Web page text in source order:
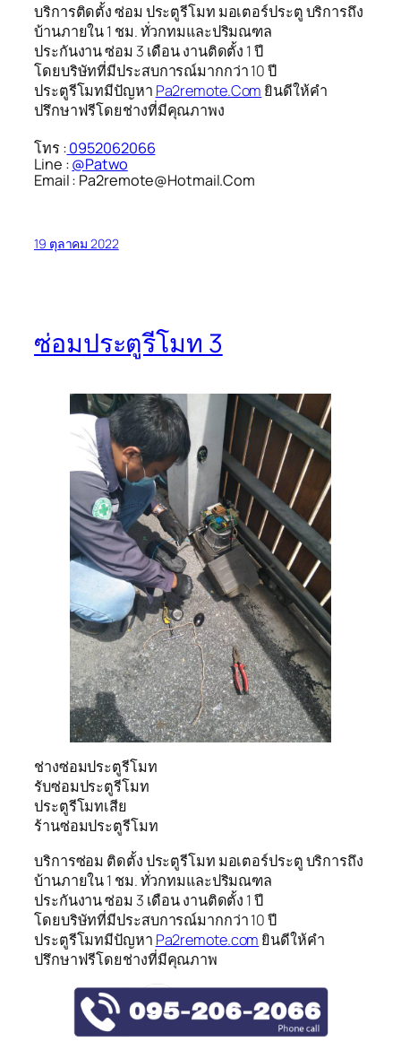
บริการติดตั้ง ซ่อม ประตูรีโมท มอเตอร์ประตู บริการถึง
บ้านภายใน 1 ชม. ทั่วกทมและปริมณฑล
ประกันงาน ซ่อม 3 เดือน งานติดตั้ง 1 ปี
โดยบริษัทที่มีประสบการณ์มากกว่า 10 ปี
ประตูรีโมทมีปัญหา Pa2remote.Com ยินดีให้คำ
ปรึกษาฟรีโดยช่างที่มีคุณภาพง
โทร :0952062066
Line :@Patwo
Email : Pa2remote@Hotmail.Com
19 ตุลาคม 2022
ซ่อมประตูรีโมท 3
ช่างซ่อมประตูรีโมท
รับซ่อมประตูรีโมท
ประตูรีโมทเสีย
ร้านซ่อมประตูรีโมท
บริการซ่อม ติดตั้ง ประตูรีโมท มอเตอร์ประตู บริการถึง
บ้านภายใน 1 ชม. ทั่วกทมและปริมณฑล
ประกันงาน ซ่อม 3 เดือน งานติดตั้ง 1 ปี
โดยบริษัทที่มีประสบการณ์มากกว่า 10 ปี
ประตูรีโมทมีปัญหา Pa2remote.com ยินดีให้คำ
ปรึกษาฟรีโดยช่างที่มีคุณภาพ